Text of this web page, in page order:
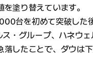
塗り替えています。
台を初めて突破した
・グループ、ハネウェ
したことで、ダウは下